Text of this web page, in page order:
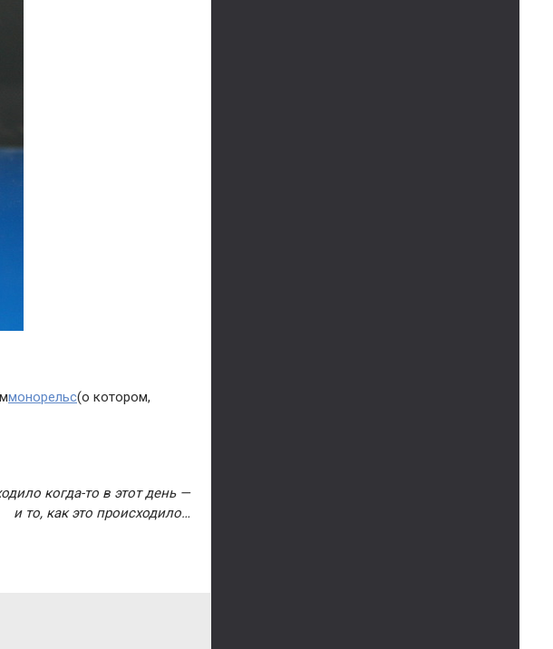
монорельс(о котором,
когда-то в этот день —
и то, как это происходило…